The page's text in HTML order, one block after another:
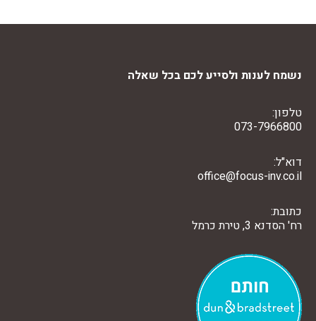
נשמח לענות ולסייע לכם בכל שאלה
טלפון:
073-7966800
דוא"ל:
office@focus-inv.co.il
כתובת:
רח' הסדנא 3, טירת כרמל